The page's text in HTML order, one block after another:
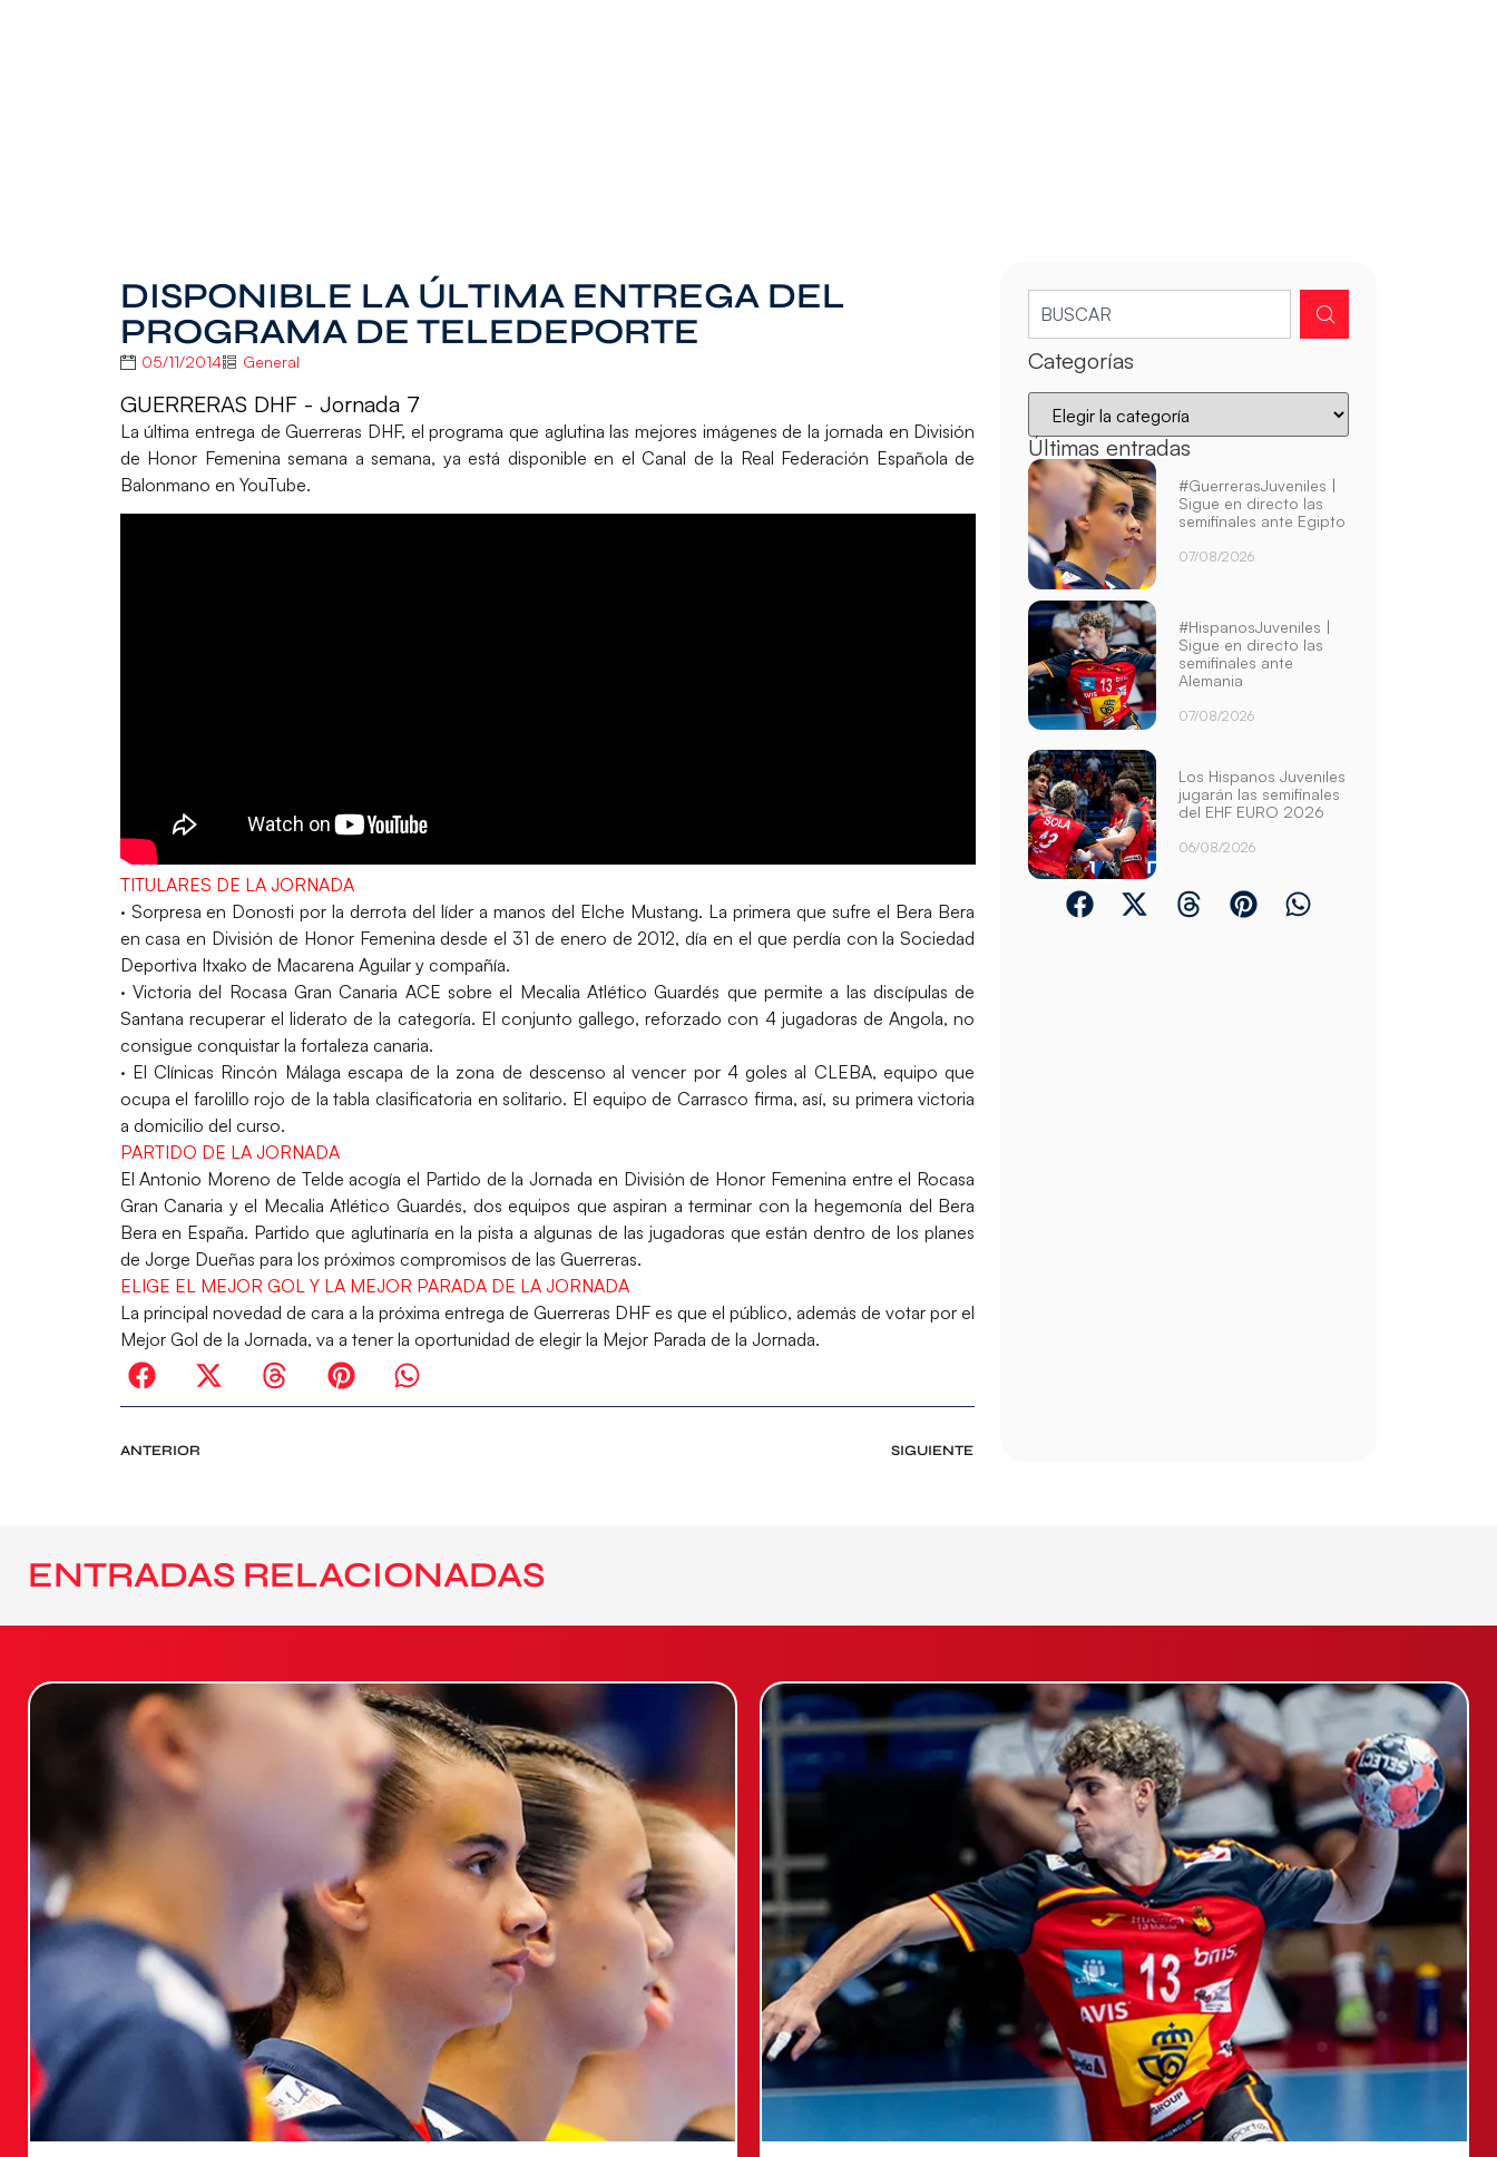
DISPONIBLE LA ÚLTIMA ENTREGA DEL
PROGRAMA DE TELEDEPORTE
05/11/2014 General
GUERRERAS DHF - Jornada 7
La última entrega de Guerreras DHF, el programa que aglutina las mejores imágenes de la jornada en División
de Honor Femenina semana a semana, ya está disponible en el Canal de la Real Federación Española de
Balonmano en YouTube.
TITULARES DE LA JORNADA
· Sorpresa en Donosti por la derrota del líder a manos del Elche Mustang. La primera que sufre el Bera Bera
en casa en División de Honor Femenina desde el 31 de enero de 2012, día en el que perdía con la Sociedad
Deportiva Itxako de Macarena Aguilar y compañía.
· Victoria del Rocasa Gran Canaria ACE sobre el Mecalia Atlético Guardés que permite a las discípulas de
Santana recuperar el liderato de la categoría. El conjunto gallego, reforzado con 4 jugadoras de Angola, no
consigue conquistar la fortaleza canaria.
· El Clínicas Rincón Málaga escapa de la zona de descenso al vencer por 4 goles al CLEBA, equipo que
ocupa el farolillo rojo de la tabla clasificatoria en solitario. El equipo de Carrasco firma, así, su primera victoria
a domicilio del curso.
PARTIDO DE LA JORNADA
El Antonio Moreno de Telde acogía el Partido de la Jornada en División de Honor Femenina entre el Rocasa
Gran Canaria y el Mecalia Atlético Guardés, dos equipos que aspiran a terminar con la hegemonía del Bera
Bera en España. Partido que aglutinaría en la pista a algunas de las jugadoras que están dentro de los planes
de Jorge Dueñas para los próximos compromisos de las Guerreras.
ELIGE EL MEJOR GOL Y LA MEJOR PARADA DE LA JORNADA
La principal novedad de cara a la próxima entrega de Guerreras DHF es que el público, además de votar por el
Mejor Gol de la Jornada, va a tener la oportunidad de elegir la Mejor Parada de la Jornada.
ANTERIOR SIGUIENTE
Categorías
Últimas entradas
#GuerrerasJuveniles |
Sigue en directo las
semifinales ante Egipto
07/08/2026
#HispanosJuveniles |
Sigue en directo las
semifinales ante
Alemania
07/08/2026
Los Hispanos Juveniles
jugarán las semifinales
del EHF EURO 2026
06/08/2026
ENTRADAS RELACIONADAS